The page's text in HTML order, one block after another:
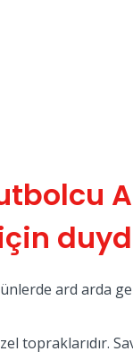
ard arda
topraklarıdır.